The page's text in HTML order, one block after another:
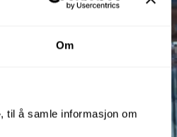
Om
til å samle informasjon om